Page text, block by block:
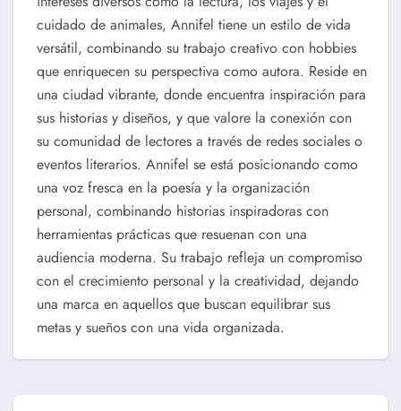
cuidado de animales, Annifel tiene un estilo de vida
versátil, combinando su trabajo creativo con hobbies
que enriquecen su perspectiva como autora. Reside en
una ciudad vibrante, donde encuentra inspiración para
sus historias y diseños, y que valore la conexión con
su comunidad de lectores a través de redes sociales o
eventos literarios. Annifel se está posicionando como
una voz fresca en la poesía y la organización
personal, combinando historias inspiradoras con
herramientas prácticas que resuenan con una
audiencia moderna. Su trabajo refleja un compromiso
con el crecimiento personal y la creatividad, dejando
una marca en aquellos que buscan equilibrar sus
metas y sueños con una vida organizada.